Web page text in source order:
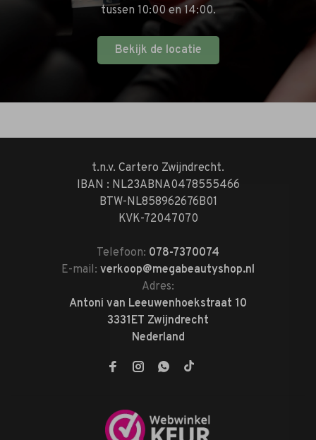
tussen 10:00 en 14:00.
Bekijk de locatie
t.n.v. Cartero Zwijndrecht.
IBAN : NL23ABNA0478555466
BTW-NL858962676B01
KVK-72047070
Telefoon: 078-7370074
E-mail: verkoop@megabeautyshop.nl
Adres:
Antoni van Leeuwenhoekstraat 10
3331ET Zwijndrecht
Nederland